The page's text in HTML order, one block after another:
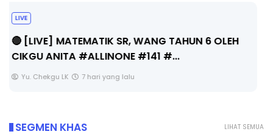
Sejarah Tingkatan 4
Unknown 7 hari yang lalu
LIHAT SEMUA
SEGMEN KHAS